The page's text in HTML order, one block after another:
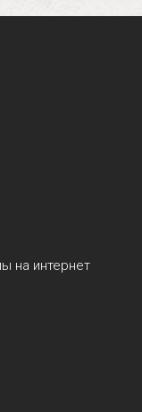
на интернет